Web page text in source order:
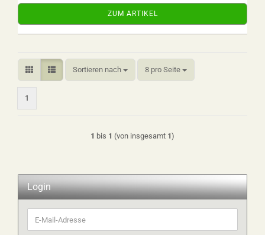
ZUM ARTIKEL
Sortieren nach
Sortieren nach 8 pro Seite
pro Seite
1
1 bis 1 (von insgesamt 1)
Login
E-
Mail-